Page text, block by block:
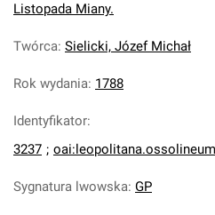
Listopada Miany.
Twórca: Sielicki, Józef Michał
Rok wydania: 1788
Identyfikator:
3237 ;
Sygnatura lwowska: GP